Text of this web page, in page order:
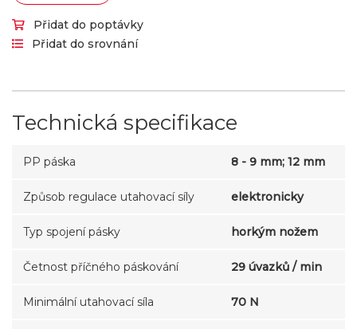
Přidat do poptávky
Přidat do srovnání
Technická specifikace
PP páska 8 - 9 mm; 12 mm
Způsob regulace utahovací síly elektronicky
Typ spojení pásky horkým nožem
Četnost příčného páskování 29 úvazků / min
Minimální utahovací síla 70 N